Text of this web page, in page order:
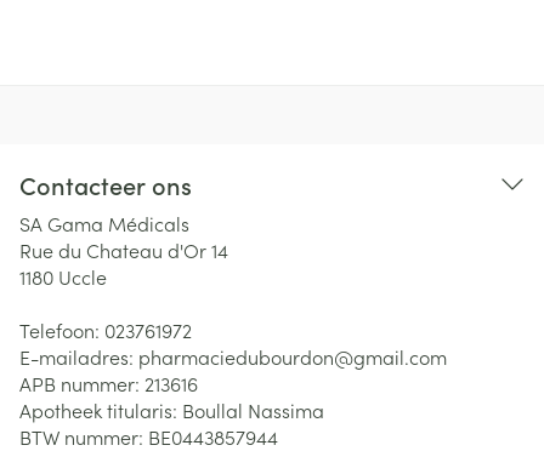
Contacteer ons
SA Gama Médicals
Rue du Chateau d'Or 14
1180 Uccle
Telefoon: 023761972
E-mailadres: pharmaciedubourdon@gmail.com
APB nummer: 213616
Apotheek titularis: Boullal Nassima
BTW nummer: BE0443857944